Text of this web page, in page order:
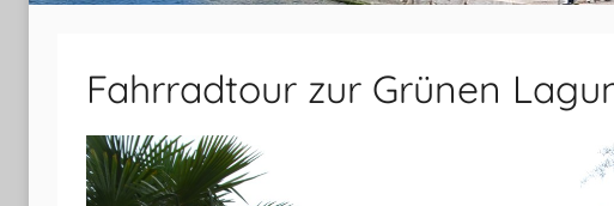
Fahrradtour zur Grünen